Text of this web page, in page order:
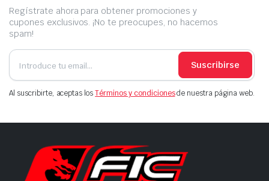
Regístrate ahora para obtener promociones y
cupones exclusivos. ¡No te preocupes, no hacemos
spam!
Suscribirse
Al suscribirte, aceptas losTérminos y condicionesde nuestra página web.